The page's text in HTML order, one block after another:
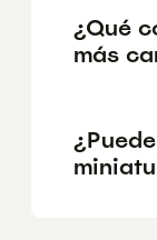
¿Qué
más